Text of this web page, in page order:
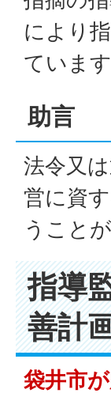
により
ています
助言
法令又
営に資
うこと
指導
善計
袋井市